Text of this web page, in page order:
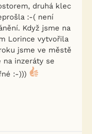
druhá klec
:-( není
Když jsme na
Lorince vytvořila
jsme ve městě
na inzeráty se
:-)))